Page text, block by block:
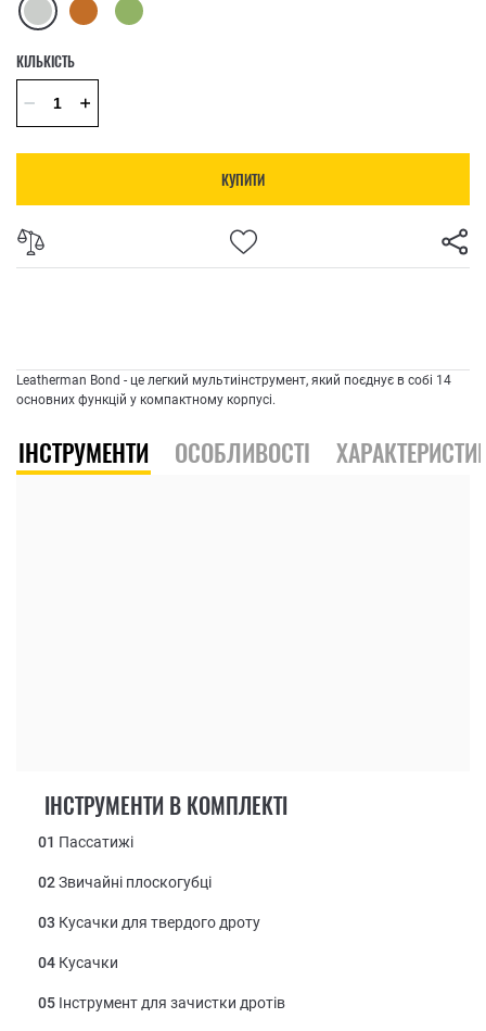
КІЛЬКІСТЬ
КУПИТИ
Leatherman Bond - це легкий мультиінструмент, який поєднує в собі 14
основних функцій у компактному корпусі.
ІНСТРУМЕНТИ ОСОБЛИВОСТІ
ІНСТРУМЕНТИ В КОМПЛЕКТІ
01 Пассатижі
02Звичайні плоскогубці
03 Кусачки для твердого дроту
04 Кусачки
05 Інструмент для зачистки дротів